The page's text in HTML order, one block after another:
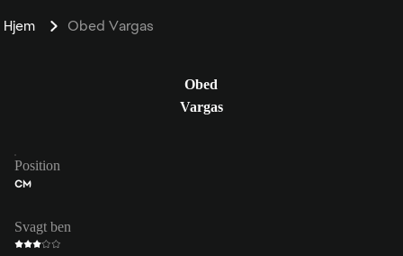
Hjem Obed Vargas
Obed
Vargas
Position
CM
Svagt ben